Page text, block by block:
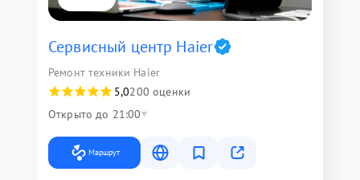
Сервисный центр Haier
Ремонт техники Haier
5,0200 оценки
Открыто до 21:00
Маршрут